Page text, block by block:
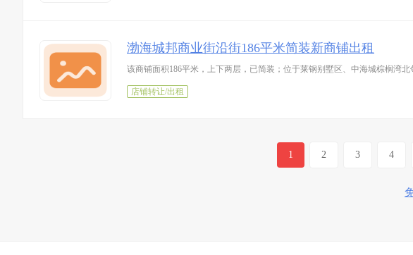
渤海城邦商业街沿街186平米简装新商铺出租
该商铺面积186平米，上下两层，已简装；位于莱钢别墅区、中海城棕榈湾
店铺转让/出租
1 2 3 4